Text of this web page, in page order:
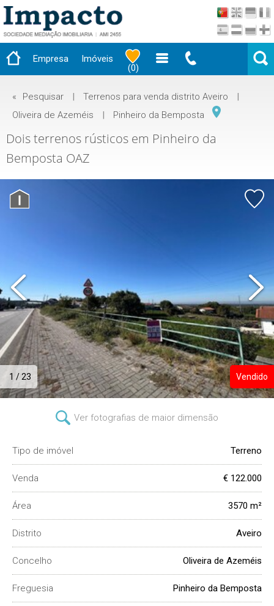
Empresa
Imóveis
(0)
« Pesquisar | Terrenos para venda distrito Aveiro
|
Oliveira de Azeméis
| Pinheiro da Bemposta
Dois terrenos rústicos em Pinheiro da
Bemposta OAZ
1 / 23 Vendido
Ver fotografias de maior dimensão
Tipo de imóvel Terreno
Venda € 122.000
Área 3570 m²
Distrito Aveiro
Concelho Oliveira de Azeméis
Freguesia Pinheiro da Bemposta